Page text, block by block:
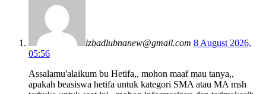
izbadlubnanew@gmail.com 8 August 2026,
05:56
Assalamu'alaikum bu Hetifa,, mohon maaf mau tanya,,
apakah beasiswa hetifa untuk kategori SMA atau MA msh